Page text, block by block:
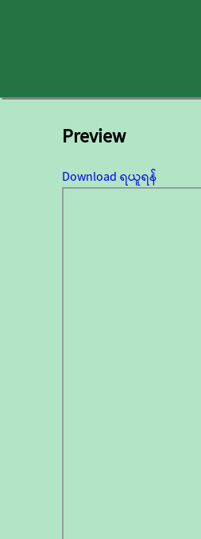
Preview
Download ရယူရန်